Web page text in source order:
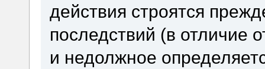
действия строятся
последствий (в отличие
и недолжное